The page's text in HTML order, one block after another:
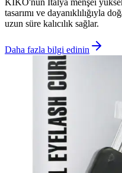
tasarımı ve dayanıklılığıyla
uzun süre kalıcılık sağlar.
Daha fazla bilgi edinin